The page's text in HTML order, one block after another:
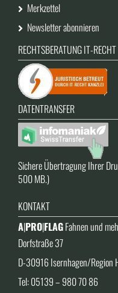
Merkzettel
Newsletter abonnieren
RECHTSBERATUNG IT-RECHT
DATENTRANSFER
Sichere Übertragung Ihrer
500 MB.)
KONTAKT
A|PRO|FLAGFahnen und
Dorfstraße 37
D-30916 Isernhagen/Region
Tel: 05139 – 980 70 86